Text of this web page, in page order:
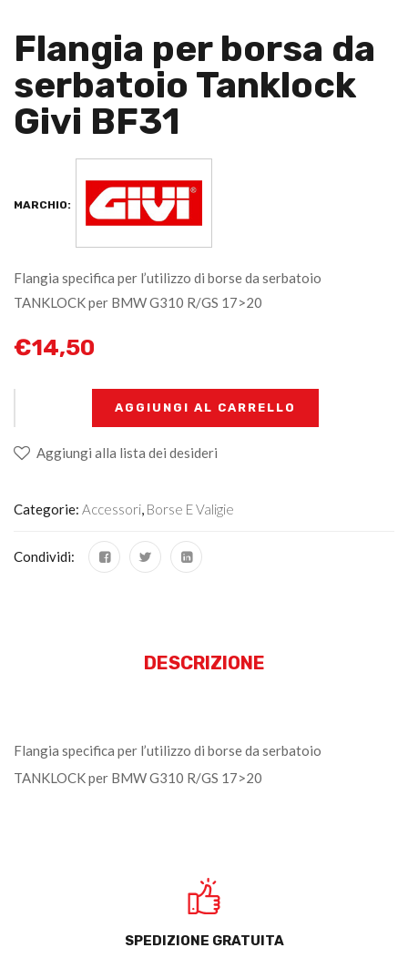
Flangia per borsa da
serbatoio Tanklock
Givi BF31
MARCHIO:
Flangia specifica per l’utilizzo di borse da serbatoio
TANKLOCK per BMW G310 R/GS 17>20
€14,50
AGGIUNGI AL CARRELLO
Aggiungi alla lista dei desideri
Categorie: Accessori, Borse E Valigie
Condividi:
DESCRIZIONE
Flangia specifica per l’utilizzo di borse da serbatoio
TANKLOCK per BMW G310 R/GS 17>20
SPEDIZIONE GRATUITA